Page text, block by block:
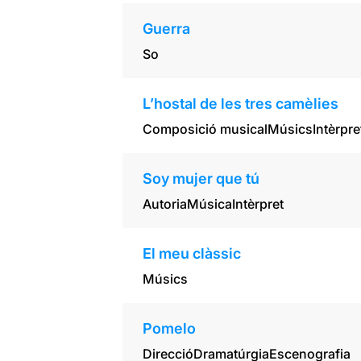
Guerra
So
L’hostal de les tres camèlies
Composició musicalMúsics
Soy mujer que tú
AutoriaMúsicaIntèrpret
El meu clàssic
Músics
Pomelo
DireccióDramatúrgiaEscenografia